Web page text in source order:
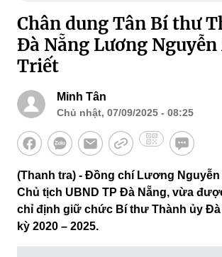
Chân dung Tân Bí thư
Đà Nẵng Lương
Triết
Minh Tân
Chủ nhật, 07/09/2025 - 08:25
(Thanh tra) - Đồng chí Lương Nguyễn
Chủ tịch UBND TP Đà Nẵng, vừa
chỉ định giữ chức Bí thư Thành ủy Đà
kỳ 2020 – 2025.